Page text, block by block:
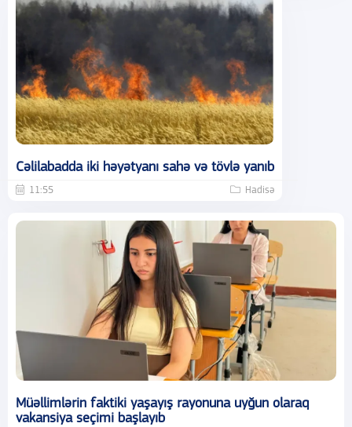
Cəlilabadda iki həyətyanı sahə və tövlə yanıb
11:55 Hadisə
Müəllimlərin faktiki yaşayış rayonuna uyğun olaraq
vakansiya seçimi başlayıb